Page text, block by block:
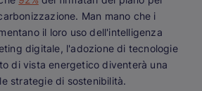
Man mano che i
il loro uso dell'intelligenza
digitale, l'adozione di tecnologie
di vista energetico diventerà una
strategie di sostenibilità.